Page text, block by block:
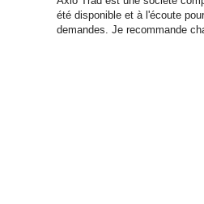
été disponible et à l'écoute
demandes. Je recommande